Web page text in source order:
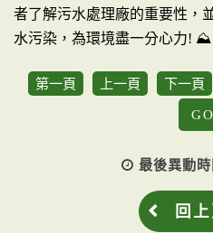
者了解污水處理廠的重要性，
水污染，為環境盡一分心力! ⛰️
第一頁 上一頁 下一頁
最後異動時
回